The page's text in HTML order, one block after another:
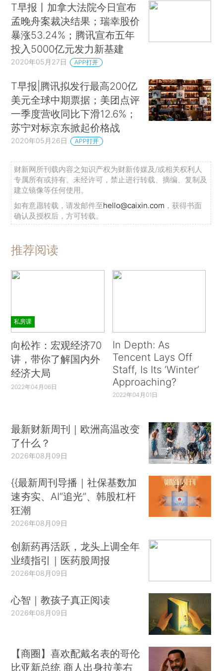
T早报丨加拿大法院今日宣布
孟晚舟案裁决结果；瑞幸股价
暴涨53.24%；腾讯宣布五年
投入5000亿元发力新基建
2020年05月27日 APP打开
T早报|腾讯拟发行最高200亿
美元全球中期票据；美团点评
一季度营收同比下滑12.6%；
苏宁对标京东掀起价格战
2020年05月26日 APP打开
财新网所刊载内容之知识产权为财新传媒及/或相关权利人
专属所有或持有。未经许可，禁止进行转载、摘编、复制及
建立镜像等任何使用。
如有意愿转载，请发邮件至hello@caixin.com ，获得书面
确认及授权后，方可转载。
推荐阅读
私房课
向松祚：宏观经济70
讲，带你了解国内外
经济大局
2022年04月06日
In Depth: As
Tencent Lays Off
Staff, Is Its ‘Winter’
Approaching?
2022年04月01日
最新财新周刊｜欧洲高温改变
了什么？
2026年08月09日
{{最新周刊导播｜社保基数加
速夯实、AI“追光”、韩股杠杆
狂潮
2026年08月09日
创新药再活跃，龙头上调全年
业绩指引｜医药股周报
2026年08月09日
心智｜教孩子真正阅读
2026年08月09日
【商圈】喜欢配戴名表的哥伦
比亚新总统 商人出身拉美右